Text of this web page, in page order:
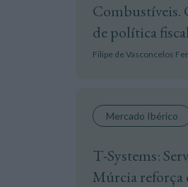
Combustíveis.
de política
Filipe de Vasconcelos
Mercado Ibérico
T-Systems:
Múrcia reforça